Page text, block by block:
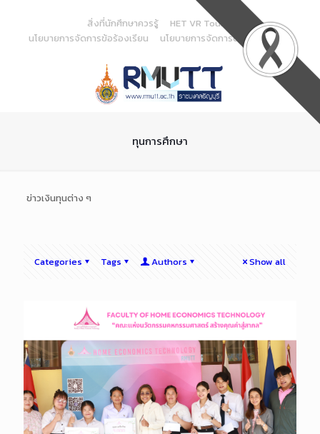
Content
สิ่งที่นักศึกษาควรรู้
HET VR Tour
นโยบายการจัดการข้อร้องเรียน
นโยบายการจัดการด้านสารสนเทศ
ทุนการศึกษา
ข่าวเงินทุนต่าง ๆ
Categories Tags Authors Show all